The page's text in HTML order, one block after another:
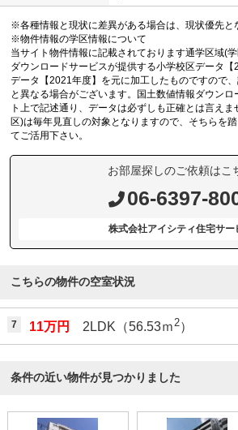
※各種情報と現状に差異がある場合は、現状優先と
※物件情報の学区情報について
当サイト物件情報に記載されております通学区域(
ダウンロードサービスが提供する小学校区データ
データ【2021年度】を元に加工したものですので
と異なる場合がございます。国土数値情報ダウンロ
ト上で記述通り、データは必ずしも正確とは言え
区)は毎年見直しの対象となりますので、そちらを
てご活用下さい。
お部屋探しのご依頼はこ
06-6397-
株式会社アイシティ住宅サー
こちらの物件の空室状況
7 11万円 2LDK（56.53ｍ2）
条件の近い物件が見つかりました